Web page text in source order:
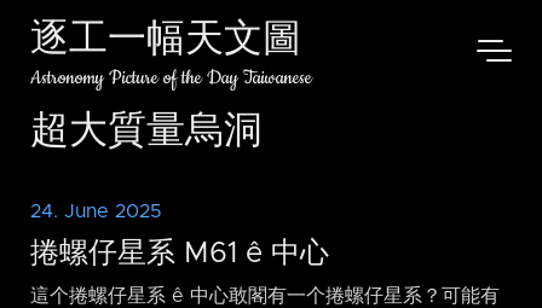
逐工一幅天文圖
Astronomy Picture of the Day Taiwanese
超大質量烏洞
24. June 2025
捲螺仔星系 M61 ê 中心
這个捲螺仔星系 ê 中心敢閣有一个捲螺仔星系？可能有